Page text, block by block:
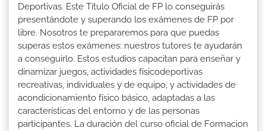
Deportivas. Este Título Oficial de FP lo conseguirás
presentándote y superando los exámenes de FP por
libre. Nosotros te prepararemos para que puedas
superas estos exámenes: nuestros tutores te ayudarán
a conseguirlo. Estos estudios capacitan para enseñar y
dinamizar juegos, actividades físicodeportivas
recreativas, individuales y de equipo, y actividades de
acondicionamiento físico básico, adaptadas a las
características del entorno y de las personas
participantes. La duración del curso oficial de Formacion